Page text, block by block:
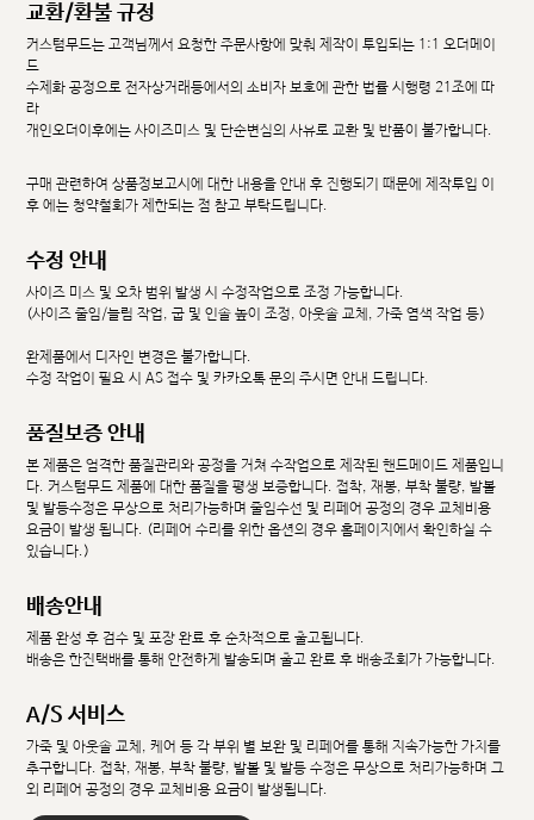
교환/환불 규정
커스텀무드는 고객님께서 요청한 주문사항에 맞춰 제작이 투입되는 1:1 오더메이
드
수제화 공정으로 전자상거래등에서의 소비자 보호에 관한 법률 시행령 21조에 따
라
개인오더이후에는 사이즈미스 및 단순변심의 사유로 교환 및 반품이 불가합니다.
구매 관련하여 상품정보고시에 대한 내용을 안내 후 진행되기 때문에 제작투입 이
후 에는 청약철회가 제한되는 점 참고 부탁드립니다.
수정 안내
사이즈 미스 및 오차 범위 발생 시 수정작업으로 조정 가능합니다.
(사이즈 줄임/늘림 작업, 굽 및 인솔 높이 조정, 아웃솔 교체, 가죽 염색 작업 등)
완제품에서 디자인 변경은 불가합니다.
수정 작업이 필요 시 AS 접수 및 카카오톡 문의 주시면 안내 드립니다.
품질보증 안내
본 제품은 엄격한 품질관리와 공정을 거쳐 수작업으로 제작된 핸드메이드 제품입니
다. 커스텀무드 제품에 대한 품질을 평생 보증합니다. 접착, 재봉, 부착 불량, 발볼
및 발등수정은 무상으로 처리가능하며 줄임수선 및 리페어 공정의 경우 교체비용
요금이 발생 됩니다. (리페어 수리를 위한 옵션의 경우 홈페이지에서 확인하실 수
있습니다.)
배송안내
제품 완성 후 검수 및 포장 완료 후 순차적으로 출고됩니다.
배송은 한진택배를 통해 안전하게 발송되며 출고 완료 후 배송조회가 가능합니다.
A/S 서비스
가죽 및 아웃솔 교체, 케어 등 각 부위 별 보완 및 리페어를 통해 지속가능한 가치를
추구합니다. 접착, 재봉, 부착 불량, 발볼 및 발등 수정은 무상으로 처리가능하며 그
외 리페어 공정의 경우 교체비용 요금이 발생됩니다.